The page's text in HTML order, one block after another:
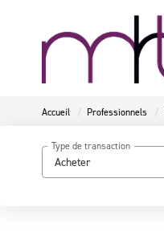
Accueil Professionnels
Acheter
Type de transaction